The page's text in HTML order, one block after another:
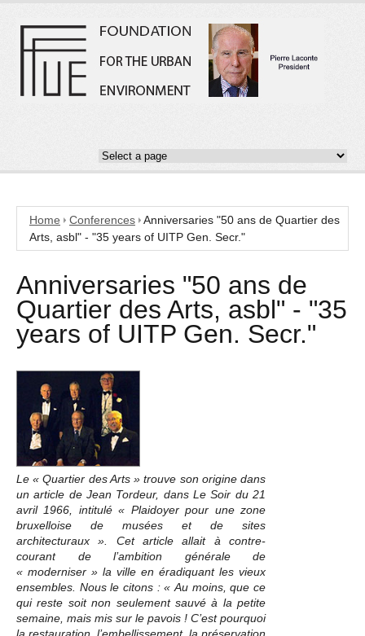
Home Conferences
Anniversaries "50 ans de Quartier des
Arts, asbl" - "35 years of UITP Gen. Secr."
Anniversaries "50 ans de
Quartier des Arts, asbl" - "35
years of UITP Gen. Secr."
Le « Quartier des Arts » trouve son origine dans
un article de Jean Tordeur, dans Le Soir du 21
avril 1966, intitulé « Plaidoyer pour une zone
bruxelloise de musées et de sites
architecturaux ». Cet article allait à contre-
courant de l’ambition générale de
« moderniser » la ville en éradiquant les vieux
ensembles. Nous le citons : « Au moins, que ce
qui reste soit non seulement sauvé à la petite
semaine, mais mis sur le pavois ! C’est pourquoi